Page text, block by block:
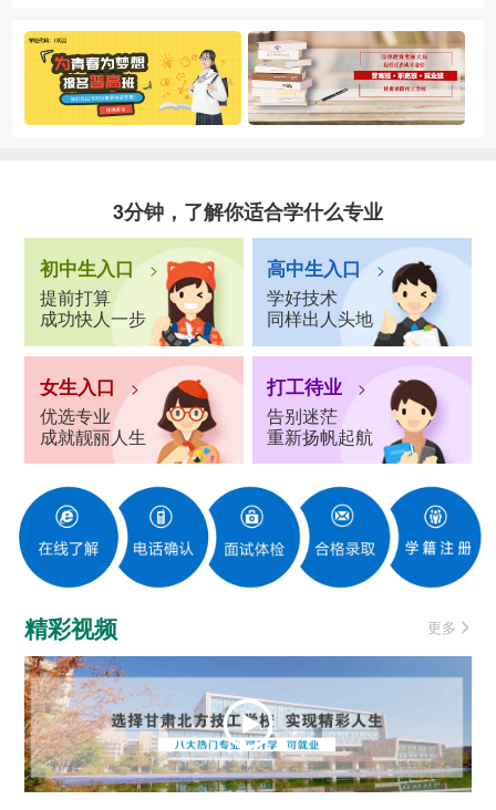
3分钟，了解你适合学什么专业
初中生入口 >
提前打算
成功快人一步
高中生入口 >
学好技术
同样出人头地
女生入口 >
优选专业
成就靓丽人生
打工待业 >
告别迷茫
重新扬帆起航
精彩视频 更多